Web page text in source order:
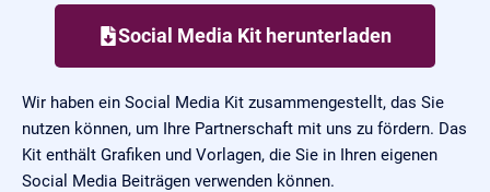
Social Media Kit herunterladen
Wir haben ein Social Media Kit zusammengestellt, das Sie
nutzen können, um Ihre Partnerschaft mit uns zu fördern. Das
Kit enthält Grafiken und Vorlagen, die Sie in Ihren eigenen
Social Media Beiträgen verwenden können.